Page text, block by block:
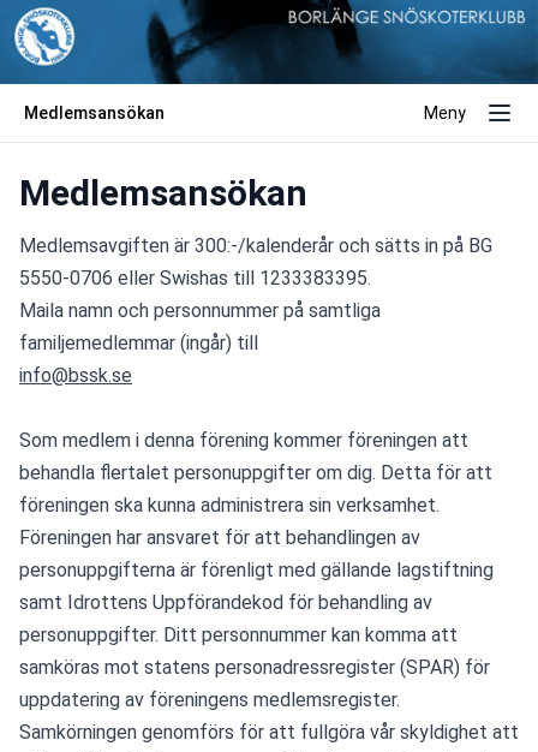
Medlemsansökan Meny
Medlemsansökan
Medlemsavgiften är 300:-/kalenderår och sätts in på BG
5550-0706 eller Swishas till 1233383395.
Maila namn och personnummer på samtliga
familjemedlemmar (ingår) till
info@bssk.se
Som medlem i denna förening kommer föreningen att
behandla flertalet personuppgifter om dig. Detta för att
föreningen ska kunna administrera sin verksamhet.
Föreningen har ansvaret för att behandlingen av
personuppgifterna är förenligt med gällande lagstiftning
samt Idrottens Uppförandekod för behandling av
personuppgifter. Ditt personnummer kan komma att
samköras mot statens personadressregister (SPAR) för
uppdatering av föreningens medlemsregister.
Samkörningen genomförs för att fullgöra vår skyldighet att